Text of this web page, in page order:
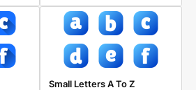
Small Letters A To Z